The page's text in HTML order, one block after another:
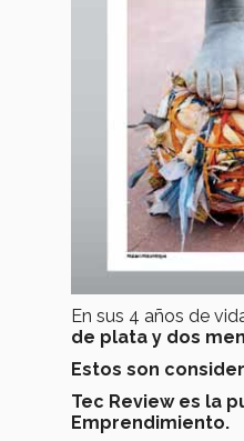
En sus 4 años de
de plata y dos
Estos son
Tec Review es la
Emprendimiento.